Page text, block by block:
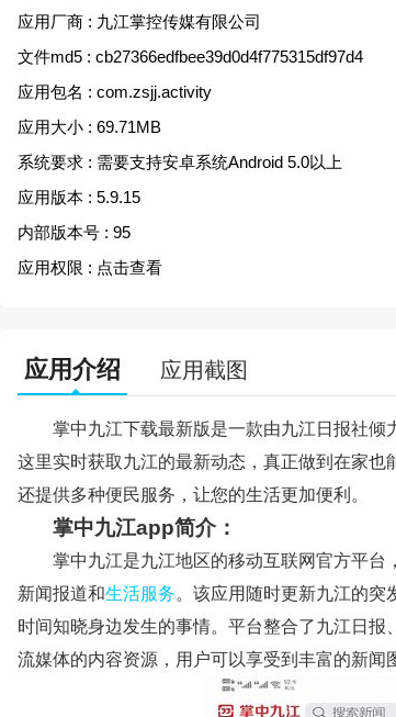
应用厂商 : 九江掌控传媒有限公司
文件md5 : cb27366edfbee39d0d4f775315df97d4
应用包名 : com.zsjj.activity
应用大小 : 69.71MB
系统要求 : 需要支持安卓系统Android 5.0以上
应用版本 : 5.9.15
内部版本号 : 95
应用权限 : 点击查看
应用介绍 应用截图
掌中九江下载最新版是一款由九江日报社倾
这里实时获取九江的最新动态，真正做到在家也
还提供多种便民服务，让您的生活更加便利。
掌中九江app简介：
掌中九江是九江地区的移动互联网官方平台
新闻报道和生活服务。该应用随时更新九江的突
时间知晓身边发生的事情。平台整合了九江日报
流媒体的内容资源，用户可以享受到丰富的新闻